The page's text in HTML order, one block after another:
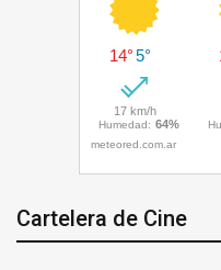
Cartelera de Cine